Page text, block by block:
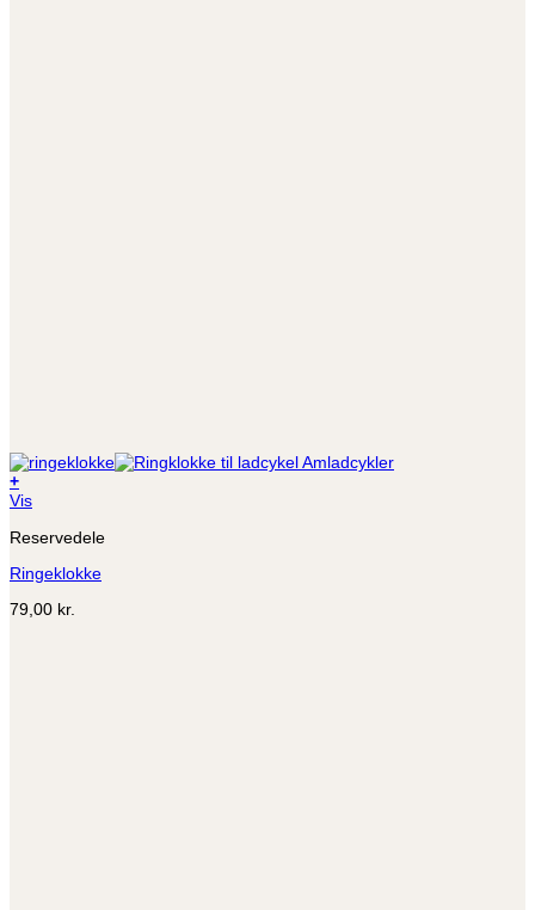
+
Vis
Reservedele
Ringeklokke
79,00 kr.